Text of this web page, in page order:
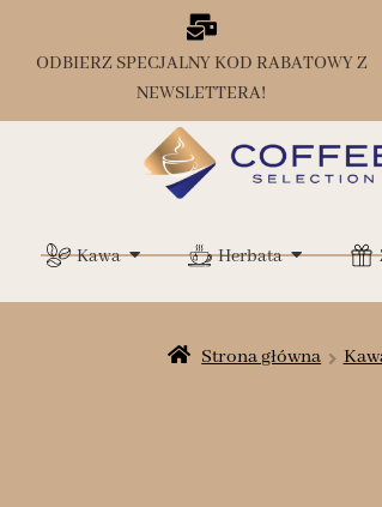
ODBIERZ SPECJALNY KOD RABATOWY Z
NEWSLETTERA!
Kawa Herbata
Strona główna